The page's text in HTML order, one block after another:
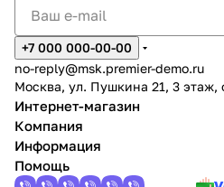
+7 000 000-00-00
no-reply@msk.premier-demo.ru
Москва, ул. Пушкина 21, 3 этаж,
Интернет-магазин
Компания
Информация
Помощь